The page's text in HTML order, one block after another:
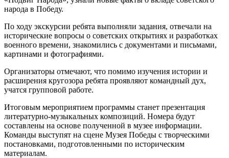
народа в Победу.
По ходу экскурсии ребята выполняли задания, отвечали на
исторические вопросы о советских открытиях и разработках
военного времени, знакомились с документами и письмами,
картинами и фотографиями.
Организаторы отмечают, что помимо изучения истории и
расширения кругозора ребята проявляют командный дух,
учатся групповой работе.
Итоговым мероприятием программы станет презентация
литературно-музыкальных композиций. Номера будут
составлены на основе полученной в музее информации.
Команды выступят на сцене Музея Победы с творческими
постановками, подготовленными по историческим
материалам.